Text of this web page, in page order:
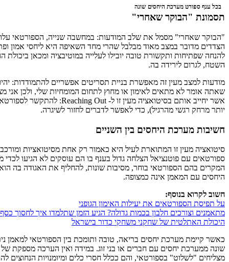
בכל ענף ספורט מערכת היחסים שונה
תסמונת "הבוקר שאחרי"
"הבוקר שאחרי" מסמל את שלב המודעות: במחשבה שנייה, הספורטאי
הצדדים מדובר במצב מאוד מבלבל שהרי מחד השאיפה היא ליחסי אמון
להנחה שפתיחות ותקשורת טובה יובילו לעלייה במוטיבציה ומכאן
השטח, לגרום לירידה בה.
מודעות למצב מעין זה מאפשרת בניית תסריטים אפשריים להתמודדות:
שאתה אומר לא מתאים לאימון או מחוץ לתחום המומחיות שלי, ולכן אני
אשר יחייב אותם בסיטואציה מעין זו ל- Reaching Out: להתקשר
יותר מרחק רגשי מהרגיל), כדי לאפשר לדברים לחזור לשיגרה.
חשיבות מערכת היחסים בין השניים
סיטואציה מעין זו המתוארת לעיל היא כאמור רק אחת מסיטואציות
ספורטאים עם פוטנציאל הצלחה גדול בענף בו הם עוסקים לא הגיעו
המקרים בהם הספורטאי בוחר, מסיבות שונות, להחליף את האגודה בה
היחסים עם המאמן אינה כמצופה.
חשוב לקרוא בנוסף:
על תפיסת הספורטאים את יעילות האימון הגופני
מתאמנים וצורכים חלבון בכמות גדולה? הגיע הזמן שתלמדו איך לחסוך
היכולת האתלטית של שחקני משחקי כדור בישראל
כאשר קיימת מערכת יחסים בריאה, טובה ותומכת בין הספורטאי למאמן
שונה ממערכת יחסים עם חברים או בני זוג. במידה ואין הערכה מספקת
מצליחים "לשלוט" בספורטאי, והם ככלל חסרי כלים ומיומנויות הנחוצים